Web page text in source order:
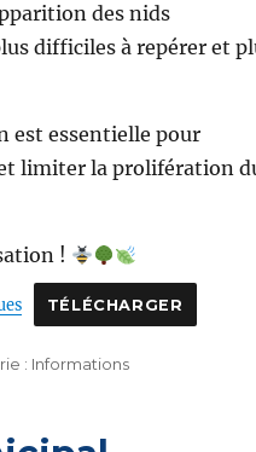
des nids
difficiles à repérer et
est essentielle pour
limiter la prolifération
!
TÉLÉCHARGER
Catégories
Informations